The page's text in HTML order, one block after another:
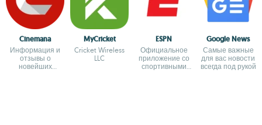
Cinemana
Информация и
отзывы о
новейших
MyCricket
Cricket Wireless
LLC
ESPN
Официальное
приложение со
спортивными
Google News
Самые важные
для вас новости
всегда под рукой